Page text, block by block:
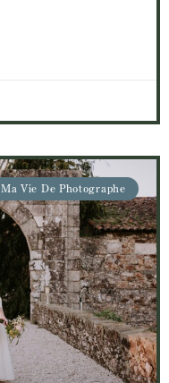
Ma Vie De Photographe